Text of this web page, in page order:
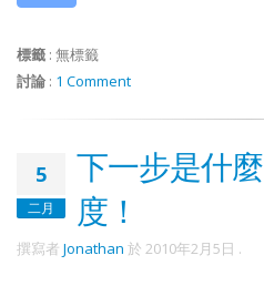
標籤 : 無標籤
討論 : 1 Comment
5
二月
下一步是什
度！
撰寫者 Jonathan 於 2010年2月5日 .